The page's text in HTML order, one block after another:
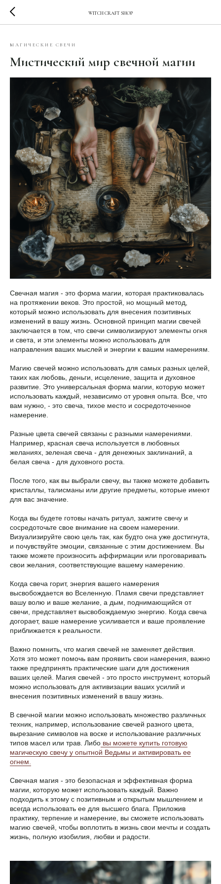
WITCH CRAFT SHOP
МАГИЧЕСКИЕ СВЕЧИ
Мистический мир свечной магии
Свечная магия - это форма магии, которая практиковалась
на протяжении веков. Это простой, но мощный метод,
который можно использовать для внесения позитивных
изменений в вашу жизнь. Основной принцип магии свечей
заключается в том, что свечи символизируют элементы огня
и света, и эти элементы можно использовать для
направления ваших мыслей и энергии к вашим намерениям.
Магию свечей можно использовать для самых разных целей,
таких как любовь, деньги, исцеление, защита и духовное
развитие. Это универсальная форма магии, которую может
использовать каждый, независимо от уровня опыта. Все, что
вам нужно, - это свеча, тихое место и сосредоточенное
намерение.
Разные цвета свечей связаны с разными намерениями.
Например, красная свеча используется в любовных
желаниях, зеленая свеча - для денежных заклинаний, а
белая свеча - для духовного роста.
После того, как вы выбрали свечу, вы также можете добавить
кристаллы, талисманы или другие предметы, которые имеют
для вас значение.
Когда вы будете готовы начать ритуал, зажгите свечу и
сосредоточьте свое внимание на своем намерении.
Визуализируйте свою цель так, как будто она уже достигнута,
и почувствуйте эмоции, связанные с этим достижением. Вы
также можете произносить аффирмации или проговаривать
свои желания, соответствующие вашему намерению.
Когда свеча горит, энергия вашего намерения
высвобождается во Вселенную. Пламя свечи представляет
вашу волю и ваше желание, а дым, поднимающийся от
свечи, представляет высвобождаемую энергию. Когда свеча
догорает, ваше намерение усиливается и ваше проявление
приближается к реальности.
Важно помнить, что магия свечей не заменяет действия.
Хотя это может помочь вам проявить свои намерения, важно
также предпринять практические шаги для достижения
ваших целей. Магия свечей - это просто инструмент, который
можно использовать для активизации ваших усилий и
внесения позитивных изменений в вашу жизнь.
В свечной магии можно использовать множество различных
техник, например, использование свечей разного цвета,
вырезание символов на воске и использование различных
типов масел или трав. Либо вы можете купить готовую
магическую свечу у опытной Ведьмы и активировать ее
огнем.
Свечная магия - это безопасная и эффективная форма
магии, которую может использовать каждый. Важно
подходить к этому с позитивным и открытым мышлением и
всегда использовать ее для высшего блага. Приложив
практику, терпение и намерение, вы сможете использовать
магию свечей, чтобы воплотить в жизнь свои мечты и создать
жизнь, полную изобилия, любви и радости.